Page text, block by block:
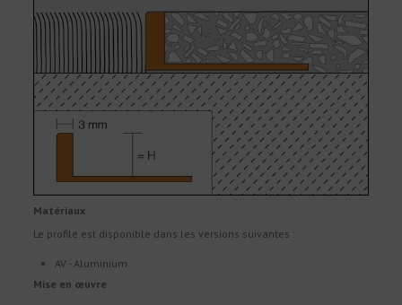
Matériaux
Le profilé est disponible dans les versions suivantes :
AV - Aluminium
Mise en œuvre